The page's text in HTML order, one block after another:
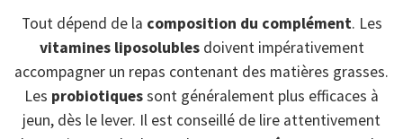
Tout dépend de la composition du complément. Les
vitamines liposolublesdoivent impérativement
accompagner un repas contenant des matières grasses.
Les probiotiquessont généralement plus efficaces à
jeun, dès le lever. Il est conseillé de lire attentivement